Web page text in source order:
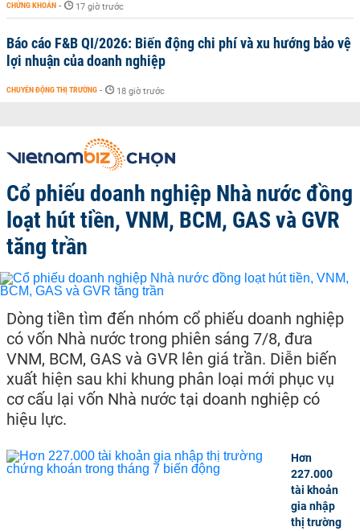
CHỨNG KHOÁN - 17 giờ trước
Báo cáo F&B QI/2026: Biến động chi phí và xu hướng bảo vệ
lợi nhuận của doanh nghiệp
CHUYỂN ĐỘNG THỊ TRƯỜNG - 18 giờ trước
Cổ phiếu doanh nghiệp Nhà nước đồng
loạt hút tiền, VNM, BCM, GAS và GVR
tăng trần
Dòng tiền tìm đến nhóm cổ phiếu doanh nghiệp
có vốn Nhà nước trong phiên sáng 7/8, đưa
VNM, BCM, GAS và GVR lên giá trần. Diễn biến
xuất hiện sau khi khung phân loại mới phục vụ
cơ cấu lại vốn Nhà nước tại doanh nghiệp có
hiệu lực.
Hơn
227.000
tài khoản
gia nhập
thị trường